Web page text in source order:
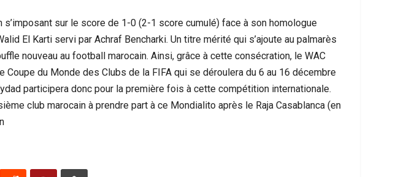
s’imposant sur le score de 1-0 (2-1 score cumulé) face à son homologue
El Karti servi par Achraf Bencharki. Un titre mérité qui s’ajoute au palmarès
nouveau au football marocain. Ainsi, grâce à cette consécration, le WAC
Coupe du Monde des Clubs de la FIFA qui se déroulera du 6 au 16 décembre
participera donc pour la première fois à cette compétition internationale.
club marocain à prendre part à ce Mondialito après le Raja Casablanca (en
Geste